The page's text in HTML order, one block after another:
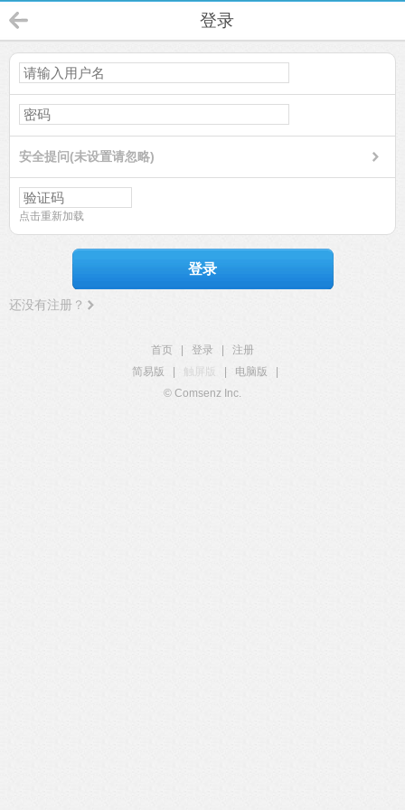
登录
安全提问(未设置请忽略)
点击重新加载
登录
还没有注册？
首页 登录
注册
简易版
触屏版 电脑版
© Comsenz Inc.